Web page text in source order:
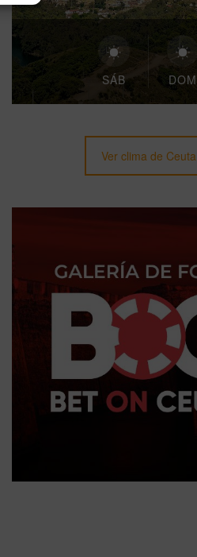
SÁB DOM
Ver clima de Ceuta